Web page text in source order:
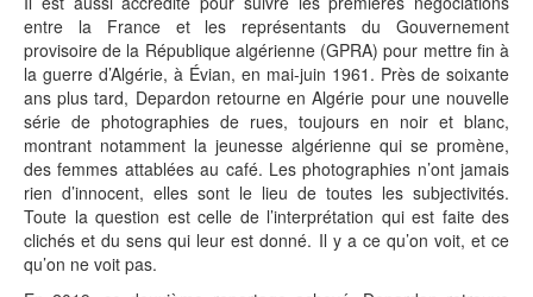
entre la France et les représentants du Gouvernement
provisoire de la République algérienne (GPRA) pour mettre fin à
la guerre d’Algérie, à Évian, en mai-juin 1961. Près de soixante
ans plus tard, Depardon retourne en Algérie pour une nouvelle
série de photographies de rues, toujours en noir et blanc,
montrant notamment la jeunesse algérienne qui se promène,
des femmes attablées au café. Les photographies n’ont jamais
rien d’innocent, elles sont le lieu de toutes les subjectivités.
Toute la question est celle de l’interprétation qui est faite des
clichés et du sens qui leur est donné. Il y a ce qu’on voit, et ce
qu’on ne voit pas.